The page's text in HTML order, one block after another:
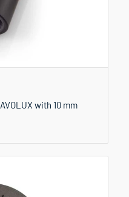
with 10 mm